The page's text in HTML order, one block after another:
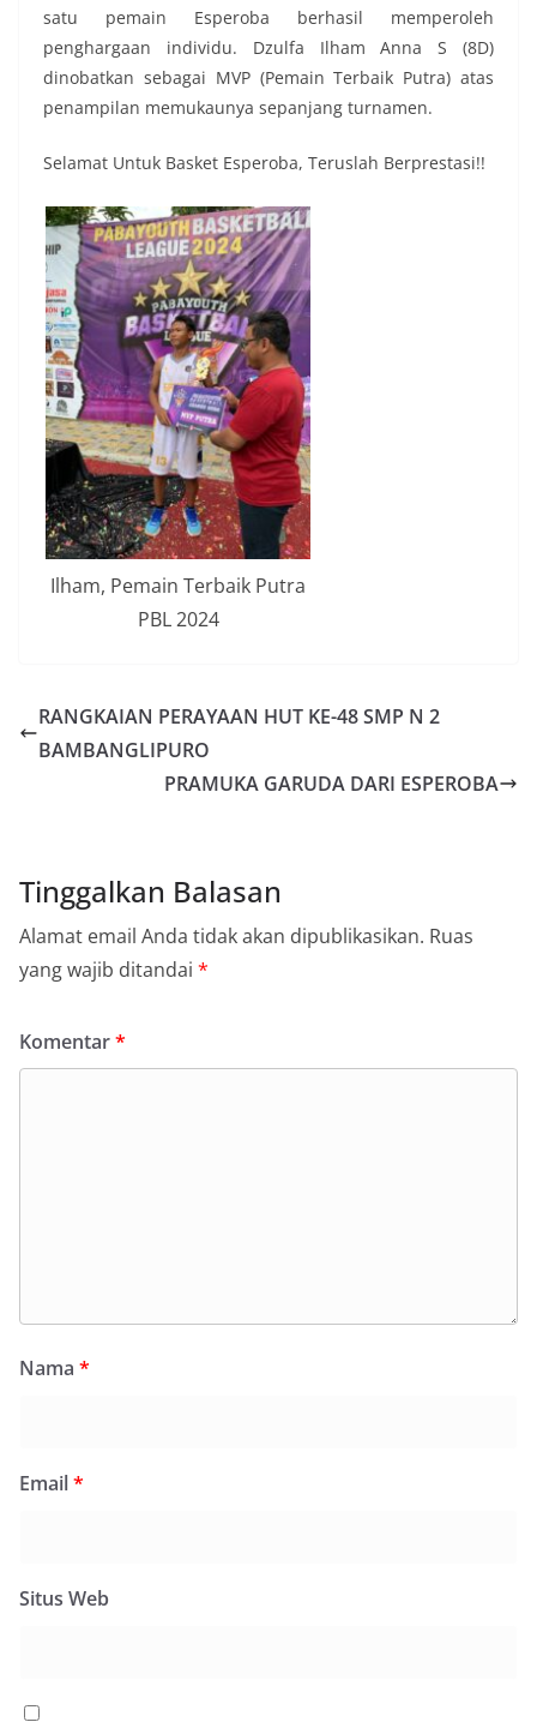
satu pemain Esperoba berhasil memperoleh
penghargaan individu. Dzulfa Ilham Anna S (8D)
dinobatkan sebagai MVP (Pemain Terbaik Putra) atas
penampilan memukaunya sepanjang turnamen.
Selamat Untuk Basket Esperoba, Teruslah Berprestasi!!
Ilham, Pemain Terbaik Putra
PBL 2024
RANGKAIAN PERAYAAN HUT KE-48 SMP N 2
BAMBANGLIPURO
PRAMUKA GARUDA DARI ESPEROBA
Tinggalkan Balasan
Alamat email Anda tidak akan dipublikasikan. Ruas
yang wajib ditandai *
Komentar*
Nama *
Email*
Situs Web